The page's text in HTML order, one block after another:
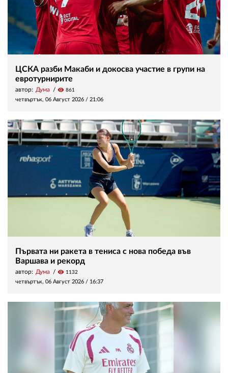
ЦСКА разби Макаби и докосва участие в групи на
евротурнирите
автор: Дума visibility 861
четвъртък, 06 Август 2026 / 21:06
Първата ни ракета в тениса с нова победа във
Варшава и рекорд
автор: Дума visibility 1132
четвъртък, 06 Август 2026 / 16:37